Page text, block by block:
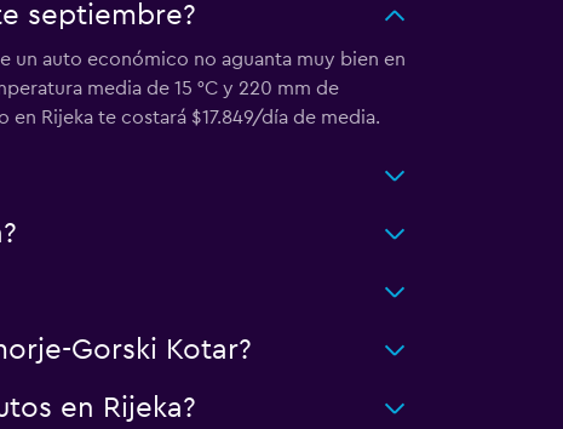
septiembre?
un auto económico no aguanta muy bien en
media de 15 °C y 220 mm de
Rijeka te costará $17.849/día de media.
Gorski Kotar?
en Rijeka?